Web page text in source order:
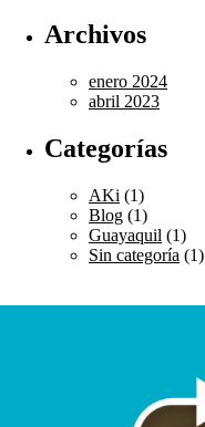
Archivos
enero 2024
abril 2023
Categorías
AKi (1)
Blog (1)
Guayaquil (1)
Sin categoría (1)